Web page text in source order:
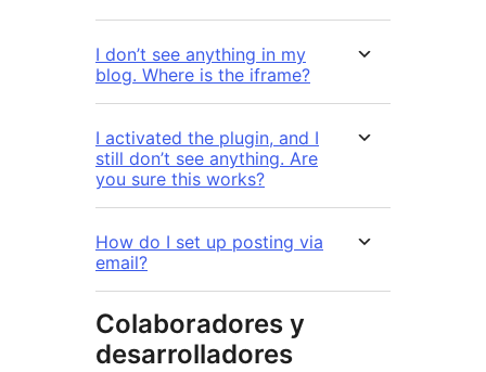
I don’t see anything in my
blog. Where is the iframe?
I activated the plugin, and I
still don’t see anything. Are
you sure this works?
How do I set up posting via
email?
Colaboradores y
desarrolladores